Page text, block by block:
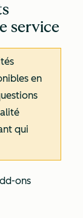
service
en
qui
ons